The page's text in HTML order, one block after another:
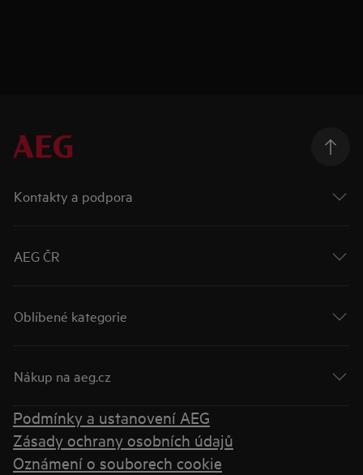
Kontakty a podpora
AEG ČR
Oblíbené kategorie
Nákup na aeg.cz
Podmínky a ustanovení AEG
Zásady ochrany osobních údajů
Oznámení o souborech cookie